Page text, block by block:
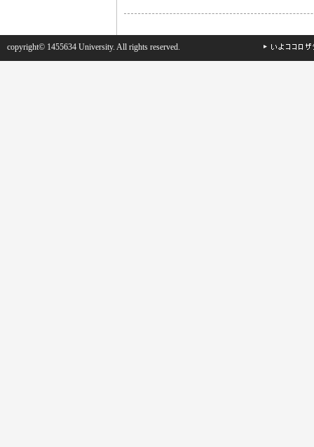
copyright© 1455634 University. All rights reserved.